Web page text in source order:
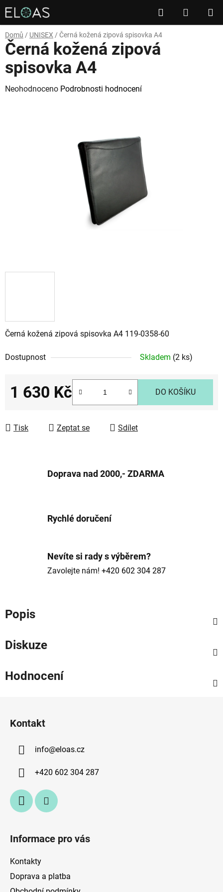
Přejít
na
obsah
Hledat
KOŠÍK
Domů / UNISEX / Černá kožená zipová spisovka A4
Černá kožená zipová spisovka A4 119-0358-60
Dostupnost Skladem (2 ks)
1 630 Kč DO KOŠÍKU
Tisk Zeptat se Sdílet
Černá kožená zipová
spisovka A4
Průměrné
Neohodnoceno Podrobnosti hodnocení
Doprava nad 2000,- ZDARMA
Rychlé doručení
Nevíte si rady s výběrem?
Zavolejte nám! +420 602 304 287
Popis
Diskuze
Hodnocení
Kontakt
info@eloas.cz
+420 602 304 287
Informace pro vás
Kontakty
Doprava a platba